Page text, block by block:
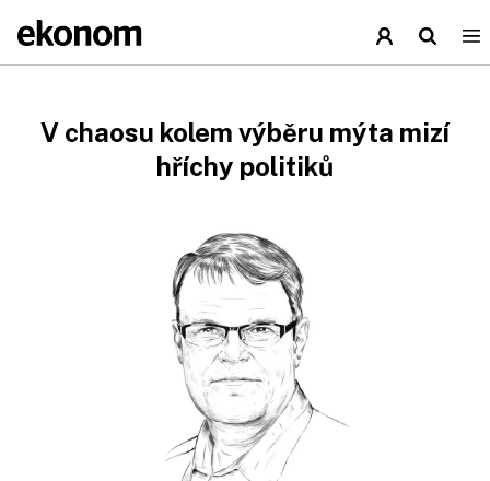
V chaosu kolem výběru mýta mizí
hříchy politiků